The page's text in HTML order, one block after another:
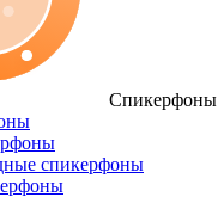
Спикерфоны
спикерфоны